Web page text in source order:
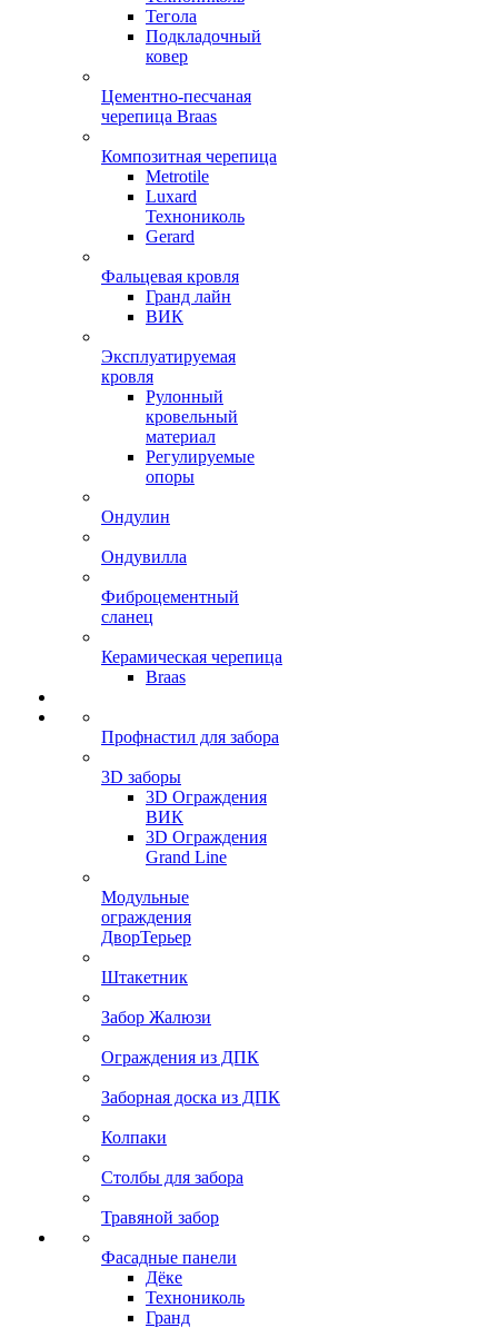
Тегола
Подкладочный
ковер
Цементно-песчаная
черепица Braas
Композитная черепица
Metrotile
Luxard
Технониколь
Gerard
Фальцевая кровля
Гранд лайн
ВИК
Эксплуатируемая
кровля
Рулонный
кровельный
материал
Регулируемые
опоры
Ондулин
Ондувилла
Фиброцементный
сланец
Керамическая черепица
Braas
Профнастил для забора
3D заборы
3D Ограждения
ВИК
3D Ограждения
Grand Line
Модульные
ограждения
ДворТерьер
Штакетник
Забор Жалюзи
Ограждения из ДПК
Заборная доска из ДПК
Колпаки
Столбы для забора
Травяной забор
Фасадные панели
Дёке
Технониколь
Гранд